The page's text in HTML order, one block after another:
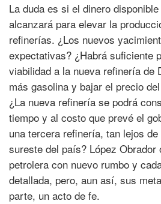
La duda es si el dinero
alcanzará para elevar la
refinerías. ¿Los nuevos
expectativas? ¿Habrá suficiente
viabilidad a la nueva refinería de
más gasolina y bajar el precio
¿La nueva refinería se podrá
tiempo y al costo que prevé el
una tercera refinería, tan lejos
sureste del país? López
petrolera con nuevo rumbo y
detallada, pero, aun así, sus
parte, un acto de fe.